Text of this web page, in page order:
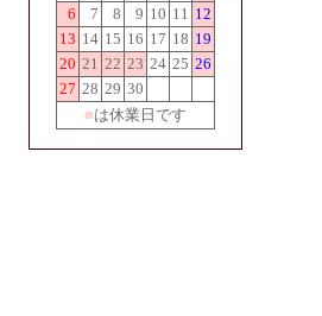
6
7 8 9 10 11 12
13 14 15 16 17 18 19
20 21 22 23 24 25 26
27 28 29 30
■は休業日です